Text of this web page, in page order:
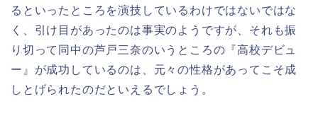
るといったところを演技しているわけではないではな
く、引け目があったのは事実のようですが、それも振
り切って同中の芦戸三奈のいうところの『高校デビュ
ー』が成功しているのは、元々の性格があってこそ成
しとげられたのだといえるでしょう。